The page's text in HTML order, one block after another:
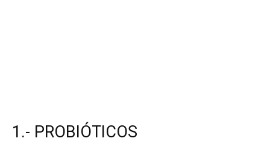
1.- PROBIÓTICOS